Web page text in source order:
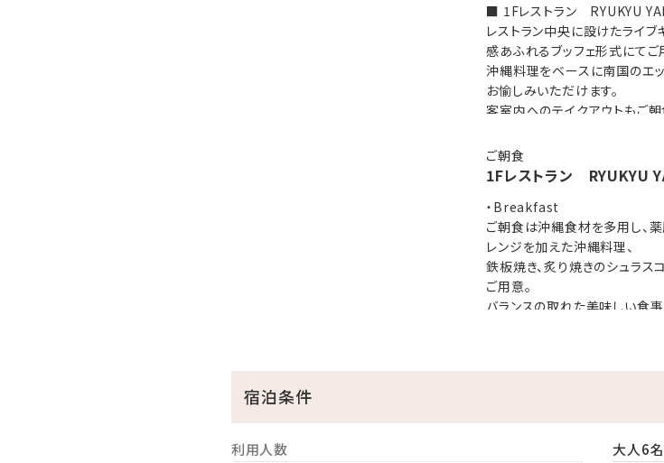
当館は地球環境保全活動の観点から、連泊のお客様へエコ清掃へのご
・ベッドのシーツ及びリネン類の交換は致しません（タオル交換とゴミ回
※アメニティ類は1FアメニティBARにてご提供致します。
・海洋博公園（沖縄美ら海水族館）まで車で50分
■ 1Fレストラン RYUKYU
レストラン中央に設けたライブ
感あふれるブッフェ形式にてご
沖縄料理をベースに南国のエ
お愉しみいただけます。
客室内へのテイクアウトもご
※添い寝幼児4歳以上は有料
※ディナータイムフリーフロー
夕食：創作琉球ブッフェ
ご朝食
1Fレストラン RYUKYU
・Breakfast
ご朝食は沖縄食材を多用し、
レンジを加えた沖縄料理、
鉄板焼き、炙り焼きのシュラ
ご用意。
バランスの取れた美味しい食
朝食：和洋琉ブッフェ 6:30
宿泊条件
利用人数
大人6